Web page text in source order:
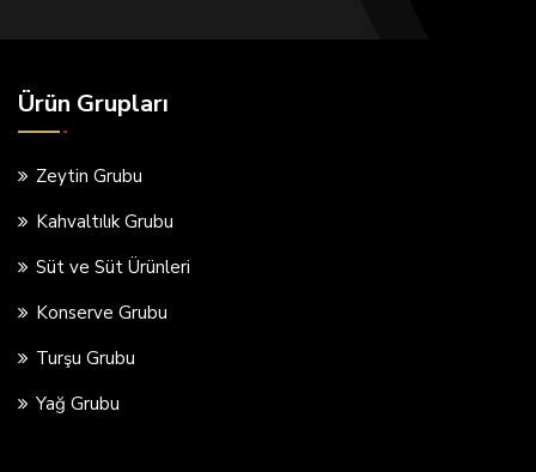
Ürün Grupları
Zeytin Grubu
Kahvaltılık Grubu
Süt ve Süt Ürünleri
Konserve Grubu
Turşu Grubu
Yağ Grubu